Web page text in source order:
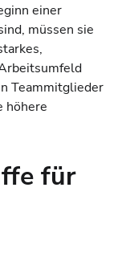
einer
müssen sie
Teammitglieder
höhere
für